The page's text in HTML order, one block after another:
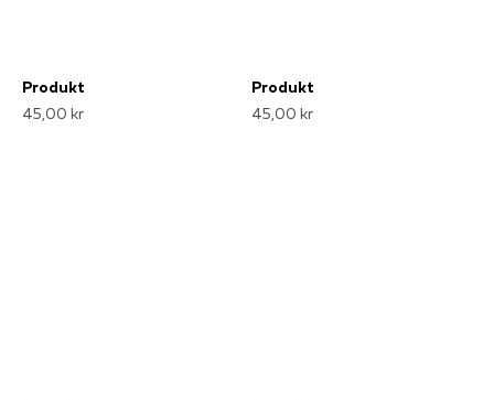
Produkt
45,00 kr
Produkt
45,00 kr